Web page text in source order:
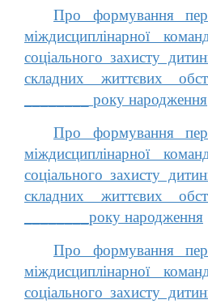
Про формування
міждисциплінарної
соціального захисту
складних життєвих
________ року народження
Про формування
міждисциплінарної
соціального захисту
складних життєвих
________року народження
Про формування
міждисциплінарної
соціального захисту